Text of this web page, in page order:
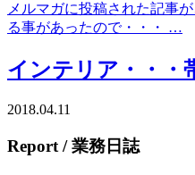
メルマガに投稿された記事
る事があったので・・・ …
インテリア・・・
2018.04.11
Report / 業務日誌